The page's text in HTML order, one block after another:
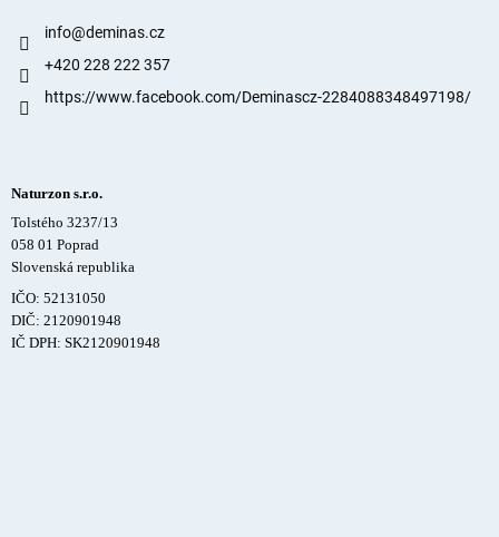
info@deminas.cz
+420 228 222 357
https://www.facebook.com/Deminascz-2284088348497198/
Naturzon s.r.o.
Tolstého 3237/13
058 01 Poprad
Slovenská republika
IČO: 52131050
DIČ: 2120901948
IČ DPH: SK2120901948